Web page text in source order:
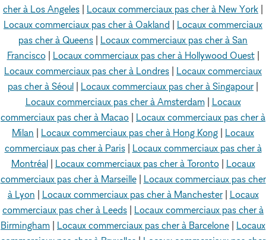
cher à Los Angeles
Locaux commerciaux pas cher à New York
Locaux commerciaux pas cher à Oakland
Locaux commerciaux
pas cher à Queens
Locaux commerciaux pas cher à San
Francisco| Locaux commerciaux pas cher à Hollywood Ouest|
Locaux commerciaux pas cher à Londres
Locaux commerciaux
pas cher à Séoul
Locaux commerciaux pas cher à Singapour
Locaux commerciaux pas cher à Amsterdam| Locaux
commerciaux pas cher à Macao
Locaux commerciaux pas cher à
Milan
Locaux commerciaux pas cher à Hong Kong
Locaux
commerciaux pas cher à Paris| Locaux commerciaux pas cher à
Montréal| Locaux commerciaux pas cher à Toronto| Locaux
commerciaux pas cher à Marseille| Locaux commerciaux pas cher
à Lyon
Locaux commerciaux pas cher à Manchester| Locaux
commerciaux pas cher à Leeds
Locaux commerciaux pas cher à
Birmingham
Locaux commerciaux pas cher à Barcelone
Locaux